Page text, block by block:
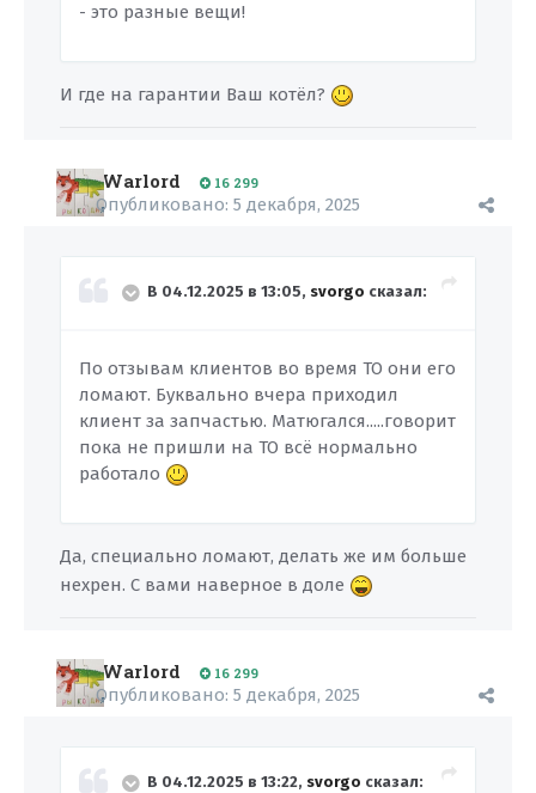
- это разные вещи!
И где на гарантии Ваш котёл?
Warlord 16 299
Опубликовано: 5 декабря, 2025
В 04.12.2025 в 13:05, svorgo сказал:
По отзывам клиентов во время ТО они его
ломают. Буквально вчера приходил
клиент за запчастью. Матюгался.....говорит
пока не пришли на ТО всё нормально
работало
Да, специально ломают, делать же им больше
нехрен. С вами наверное в доле
Warlord 16 299
Опубликовано: 5 декабря, 2025
В 04.12.2025 в 13:22, svorgo сказал: